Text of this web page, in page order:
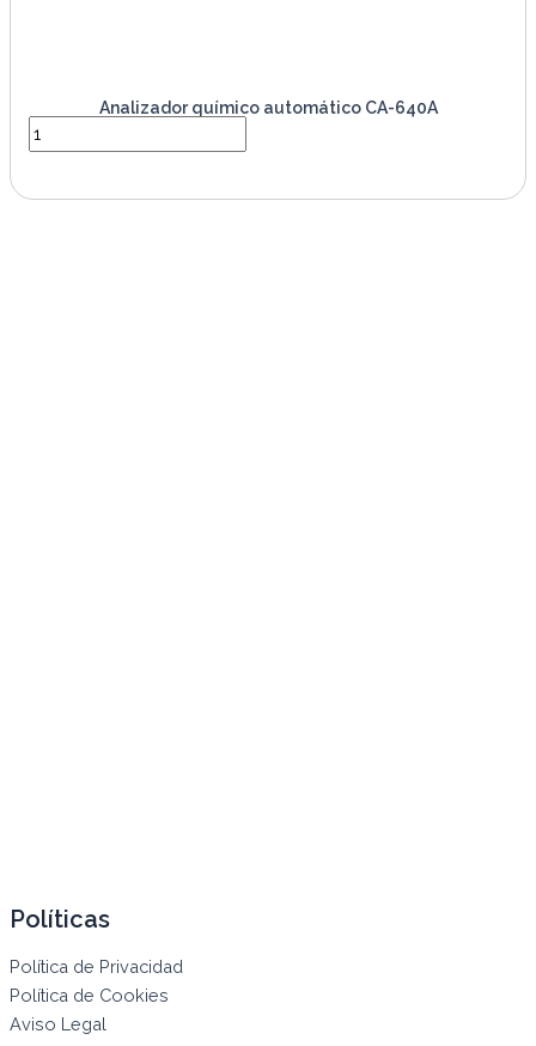
Analizador químico automático CA-640A
Políticas
Política de Privacidad
Política de Cookies
Aviso Legal